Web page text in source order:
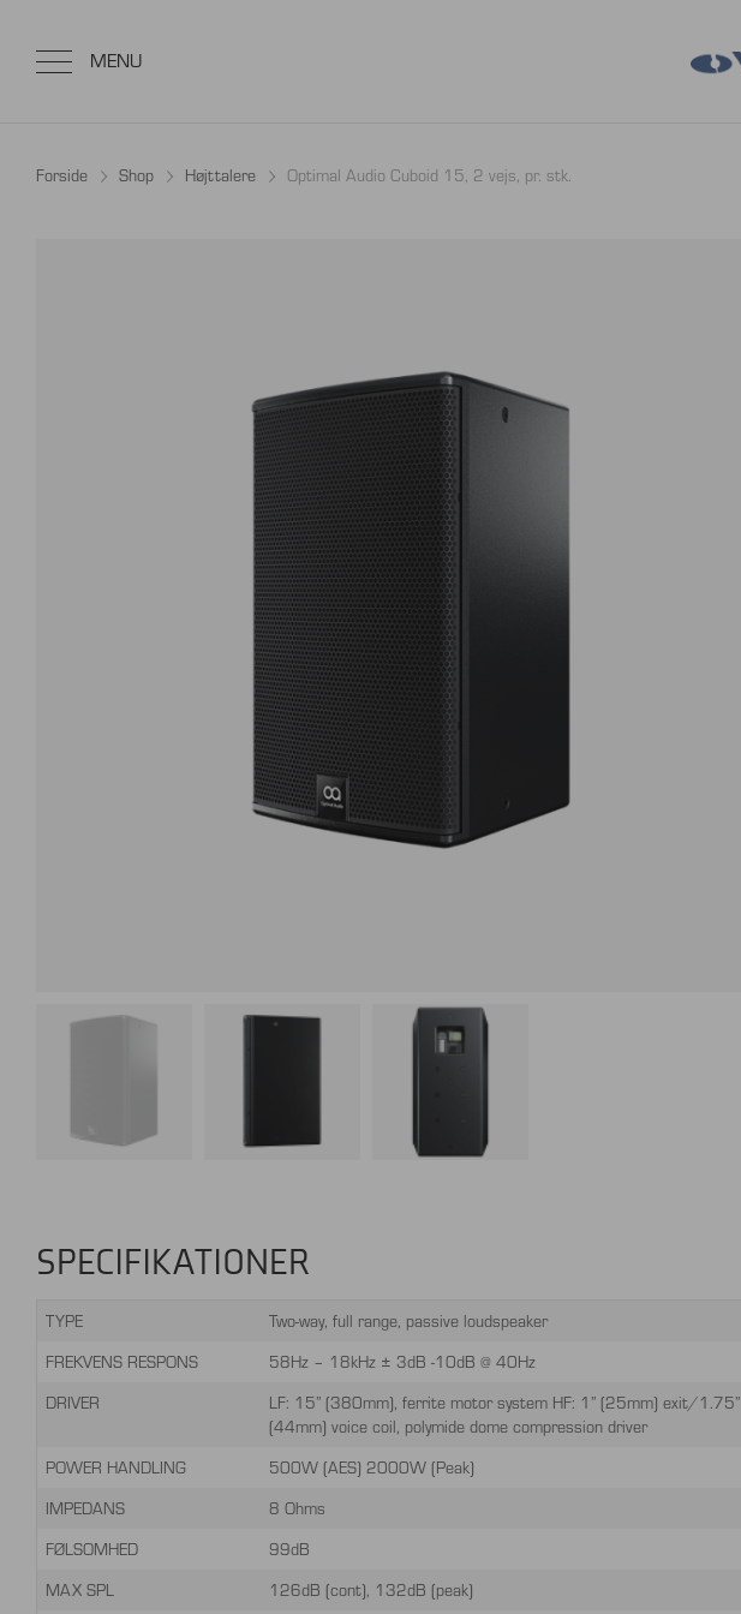
Forside Shop Højttalere Optimal Audio Cuboid 15, 2 vejs, pr. stk.
SPECIFIKATIONER
TYPE
Two-way, full range, passive loudspeaker
FREKVENS RESPONS
58Hz – 18kHz ± 3dB -10dB @ 40Hz
DRIVER
LF: 15” (380mm), ferrite motor system HF: 1” (25mm) exit/1.75”
(44mm) voice coil, polymide dome compression driver
POWER HANDLING
500W (AES) 2000W (Peak)
IMPEDANS
8 Ohms
FØLSOMHED
99dB
MAX SPL
126dB (cont), 132dB (peak)